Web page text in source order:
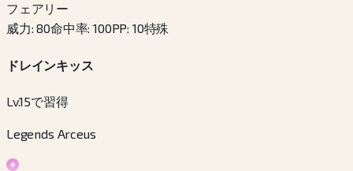
フェアリー
威力:80命中率:100PP: 10特殊
ドレインキッス
Lv.15で習得
Legends Arceus